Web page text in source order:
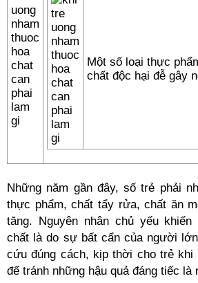
Một số loại thực
chất độc hại đễ gây
Những năm gần đây, số trẻ phải
thực phẩm, chất tẩy rửa, chất ăn
tăng. Nguyên nhân chủ yếu
chất là do sự bất cẩn của người
cứu đúng cách, kịp thời cho trẻ khi
để tránh những hậu quả đáng tiếc là